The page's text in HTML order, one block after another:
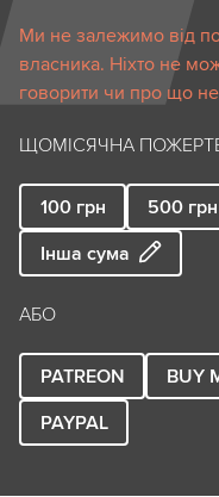
Ми не залежимо від
власника. Ніхто не
говорити чи про що
ЩОМІСЯЧНА
100 грн 500 грн
Інша сума
АБО
PATREON BUY
PAYPAL